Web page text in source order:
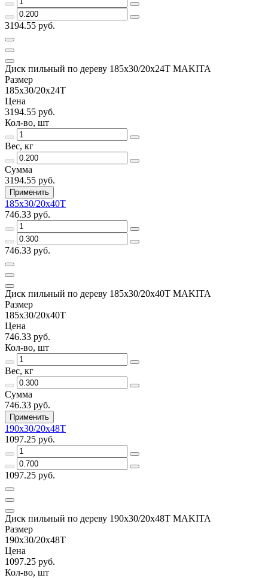
3194.55 руб.
Диск пильный по дереву 185x30/20x24T MAKITA
Размер
185х30/20х24Т
Цена
3194.55 руб.
Кол-во, шт
Вес, кг
Сумма
3194.55 руб.
Применить
185х30/20х40Т
746.33 руб.
746.33 руб.
Диск пильный по дереву 185x30/20x40T MAKITA
Размер
185х30/20х40Т
Цена
746.33 руб.
Кол-во, шт
Вес, кг
Сумма
746.33 руб.
Применить
190х30/20х48Т
1097.25 руб.
1097.25 руб.
Диск пильный по дереву 190х30/20х48Т MAKITA
Размер
190х30/20х48Т
Цена
1097.25 руб.
Кол-во, шт